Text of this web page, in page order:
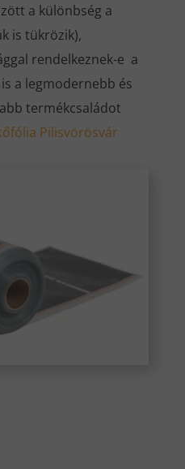
a különbség a
is tükrözik),
rendelkeznek-e a
a legmodernebb és
termékcsaládot
Pilisvörösvár